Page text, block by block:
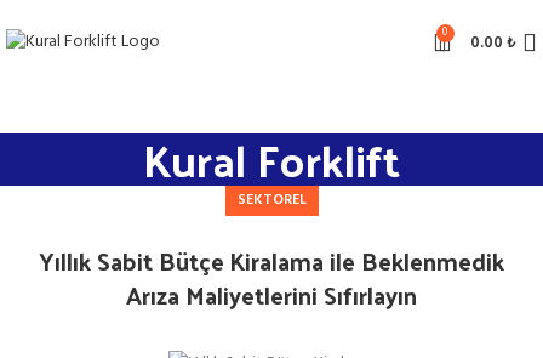
0 0.00₺
Kural Forklift
SEKTOREL
Yıllık Sabit Bütçe Kiralama ile Beklenmedik
Arıza Maliyetlerini Sıfırlayın